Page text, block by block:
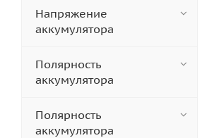
Напряжение
аккумулятора
Полярность
аккумулятора
Полярность
аккумулятора